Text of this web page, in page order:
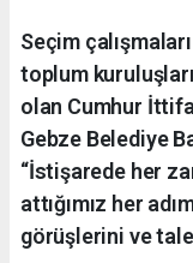
Seçim
toplum
olan Cumhur
Gebze Belediye
“İstişarede her
attığımız her
görüşlerini ve